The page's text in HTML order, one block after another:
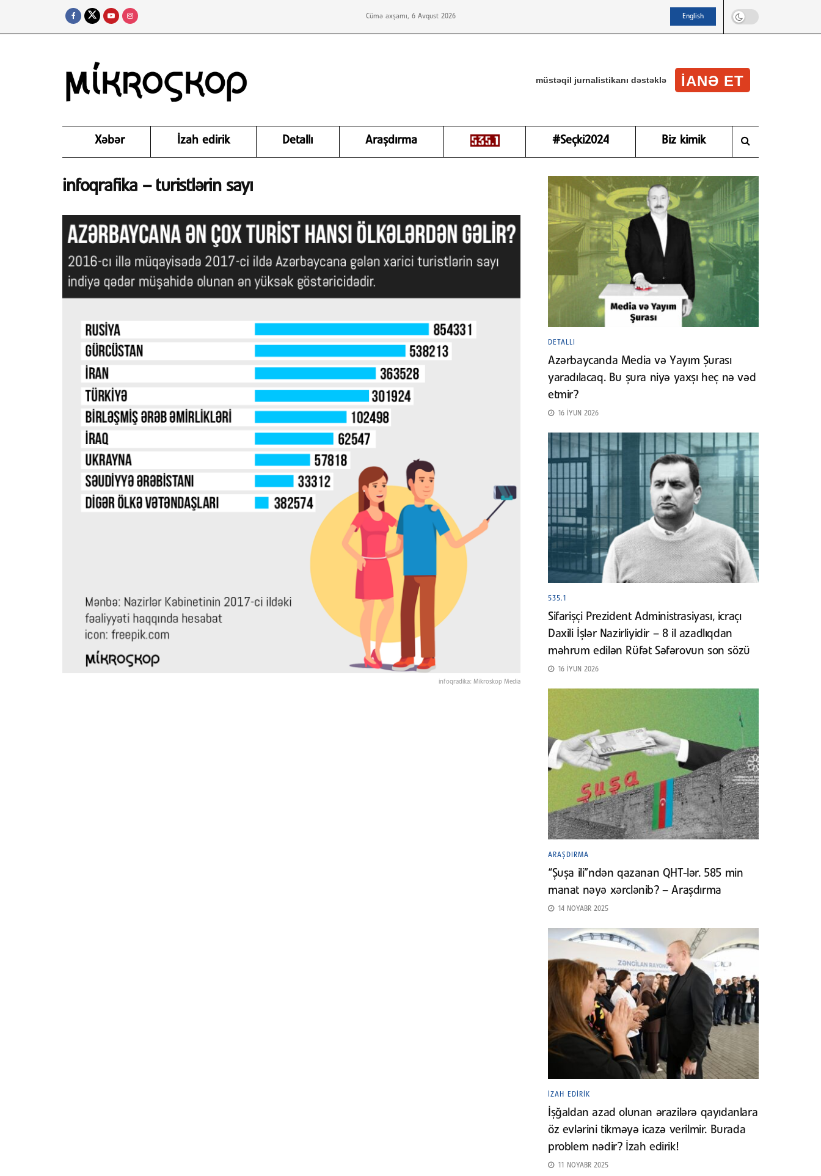
Cümə axşamı, 6 Avqust 2026 English
müstəqil jurnalistikanı dəstəklə IANƏ ET
Xəbər İzah edirik Detallı Araşdırma #Seçki2024 Biz kimik
infoqrafika – turistlərin sayı
infoqradika: Mikroskop Media
DETALLI
Azərbaycanda Media və Yayım Şurası
yaradılacaq. Bu şura niyə yaxşı heç nə vəd
etmir?
16 İYUN 2026
535.1
Sifarişçi Prezident Administrasiyası, icraçı
Daxili İşlər Nazirliyidir – 8 il azadlıqdan
məhrum edilən Rüfət Səfərovun son sözü
16 İYUN 2026
ARAŞDIRMA
“Şuşa ili”ndən qazanan QHT-lər. 585 min
manat nəyə xərclənib? – Araşdırma
14 NOYABR 2025
İZAH EDIRIK
İşğaldan azad olunan ərazilərə qayıdanlara
öz evlərini tikməyə icazə verilmir. Burada
problem nədir? İzah edirik!
11 NOYABR 2025